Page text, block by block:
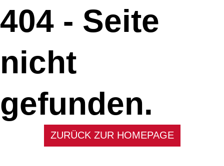
404 - Seite
nicht
gefunden.
ZURÜCK ZUR HOMEPAGE